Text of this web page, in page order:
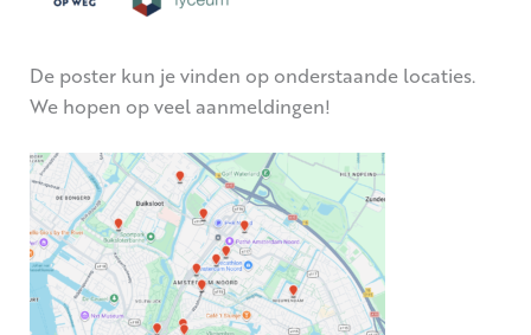
De poster kun je vinden op onderstaande locaties.
We hopen op veel aanmeldingen!